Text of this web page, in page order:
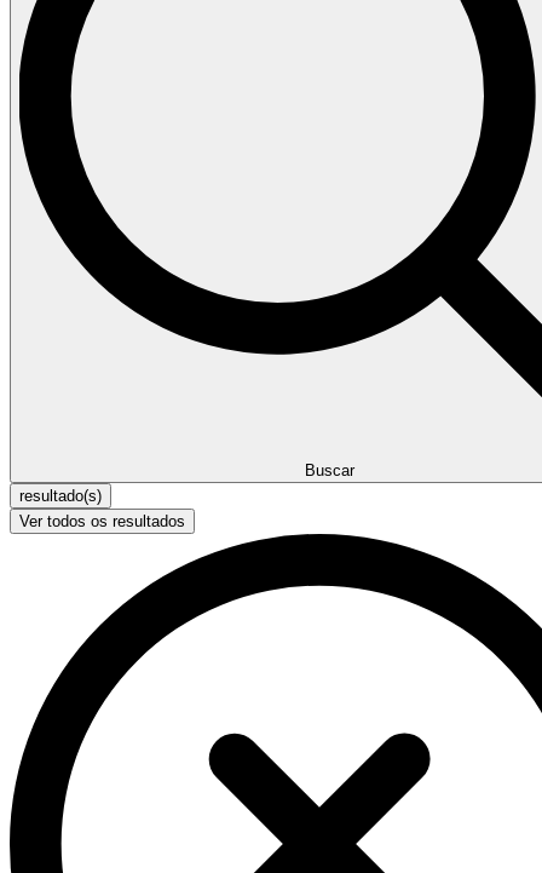
Buscar
resultado(s)
Ver todos os resultados